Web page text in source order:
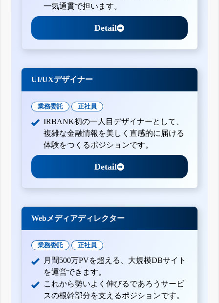
一気通貫で担います。
Detail
UI/UXデザイナー
業務委託 正社員
IRBANK初の一人目デザイナーとして、
複雑な金融情報を美しく直感的に届ける
体験をつくるポジションです。
Detail
Webメディアディレクター
業務委託 正社員
月間500万PVを超える、大規模DBサイト
を運営できます。
これから勢いよく伸びるであろうサービ
スの根幹部分を支えるポジションです。